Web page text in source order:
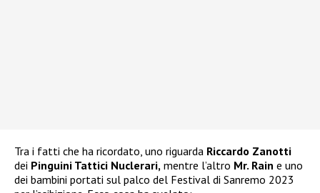
Tra i fatti che ha ricordato, uno riguarda Riccardo Zanotti
dei Pinguini Tattici Nuclerari, mentre l’altro Mr. Rain e uno
dei bambini portati sul palco del Festival di Sanremo 2023